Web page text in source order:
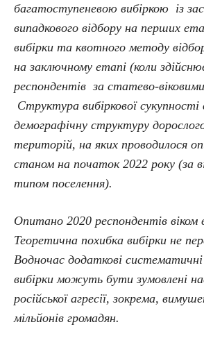
багатоступеневою вибіркою із
випадкового відбору на перших
вибірки та квотного методу
на заключному етапі (коли
респондентів за статево-
Структура вибіркової
демографічну структуру
територій, на яких проводилося
станом на початок 2022 року (за
типом поселення).
Опитано 2020 респондентів віком
Теоретична похибка вибірки не
Водночас додаткові систематичні
вибірки можуть бути зумовлені
російської агресії, зокрема,
мільйонів громадян.